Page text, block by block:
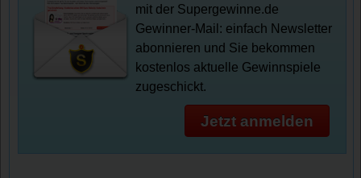
mit der Supergewinne.de
Gewinner-Mail: einfach Newsletter
abonnieren und Sie bekommen
kostenlos aktuelle Gewinnspiele
zugeschickt.
Jetzt anmelden